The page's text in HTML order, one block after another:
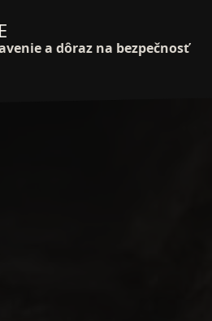
a dôraz na bezpečnosť